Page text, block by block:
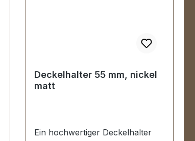
Deckelhalter 55 mm, nickel
matt
Ein hochwertiger Deckelhalter